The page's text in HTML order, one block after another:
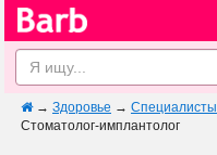
→ Здоровье → Специалисты
Стоматолог-имплантолог